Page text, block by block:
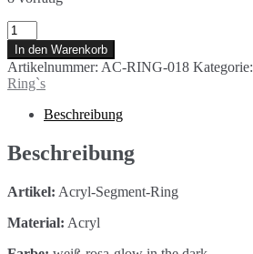
Acryl-
Segment-
Ring
13mm
Glow
Dark
3mm
In den Warenkorb
Artikelnummer: AC-RING-018 Kategorie:
Ring`s
Beschreibung
Beschreibung
Artikel: Acryl-Segment-Ring
Material: Acryl